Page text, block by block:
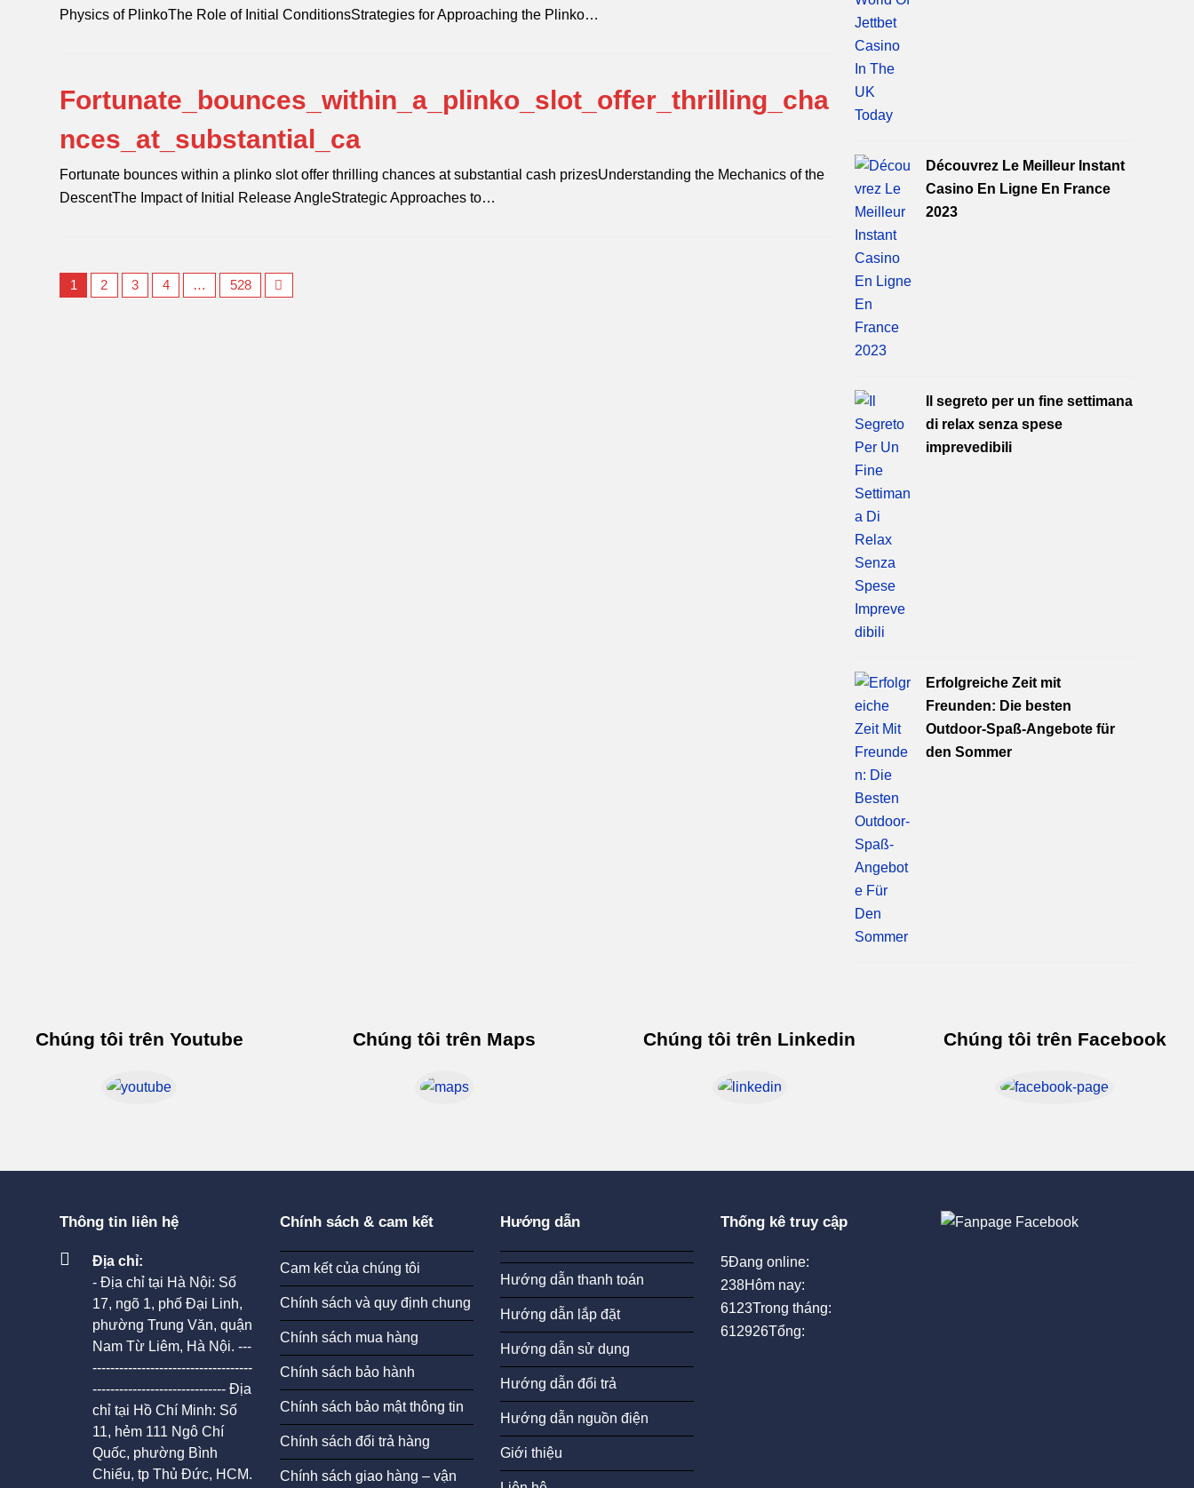
Physics of PlinkoThe Role of Initial ConditionsStrategies for Approaching the Plinko…
Fortunate_bounces_within_a_plinko_slot_offer_thrilling_cha
nces_at_substantial_ca
Fortunate bounces within a plinko slot offer thrilling chances at substantial cash prizesUnderstanding the Mechanics of the
DescentThe Impact of Initial Release AngleStrategic Approaches to…
1 2 3 4 … 528
Découvrez Le Meilleur Instant
Casino En Ligne En France
2023
Il segreto per un fine settimana
di relax senza spese
imprevedibili
Erfolgreiche Zeit mit
Freunden: Die besten
Outdoor-Spaß-Angebote für
den Sommer
Chúng tôi trên Youtube Chúng tôi trên Maps Chúng tôi trên Linkedin Chúng tôi trên Facebook
Thông tin liên hệ
Địa chỉ:
- Địa chỉ tại Hà Nội: Số
17, ngõ 1, phố Đại Linh,
phường Trung Văn, quận
Nam Từ Liêm, Hà Nội. ---
------------------------------------
------------------------------ Địa
chỉ tại Hồ Chí Minh: Số
11, hẻm 111 Ngô Chí
Quốc, phường Bình
Chiểu, tp Thủ Đức, HCM.
Chính sách & cam kết
Cam kết của chúng tôi
Chính sách và quy định chung
Chính sách mua hàng
Chính sách bảo hành
Chính sách bảo mật thông tin
Chính sách đổi trả hàng
Chính sách giao hàng – vận
Hướng dẫn
Hướng dẫn thanh toán
Hướng dẫn lắp đặt
Hướng dẫn sử dụng
Hướng dẫn đổi trả
Hướng dẫn nguồn điện
Giới thiệu
Thống kê truy cập
5Đang online:
238Hôm nay:
6123Trong tháng:
612926Tổng: